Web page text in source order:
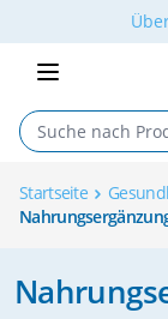
Skip to Content
Startseite